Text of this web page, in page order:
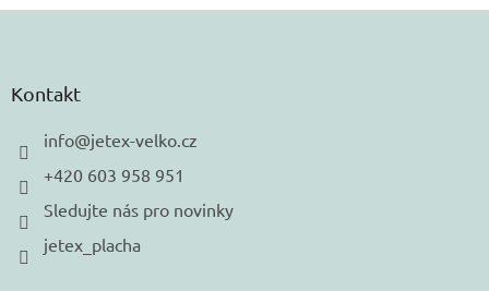
Kontakt
info@jetex-velko.cz
+420 603 958 951
Sledujte nás pro novinky
jetex_placha